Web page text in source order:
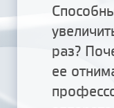
раз?
ее